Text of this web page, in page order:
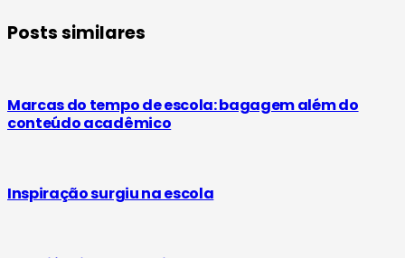
Posts similares
Marcas do tempo de escola: bagagem além do
conteúdo acadêmico
Inspiração surgiu na escola